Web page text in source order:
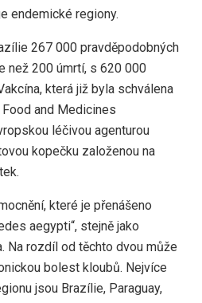
endemické regiony.
267 000 pravděpodobných
než 200 úmrtí, s 620 000
která již byla schválena
and Medicines
léčivou agenturou
kopečku založenou na
které je přenášeno
aegypti“, stejně jako
Na rozdíl od těchto dvou může
bolest kloubů. Nejvíce
jsou Brazílie, Paraguay,